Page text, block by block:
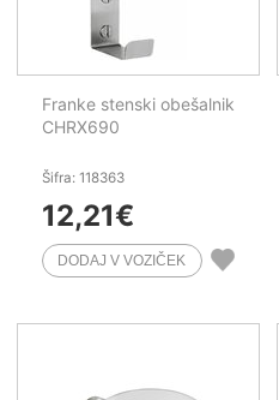
Franke stenski obešalnik
CHRX690
Šifra: 118363
12,21€